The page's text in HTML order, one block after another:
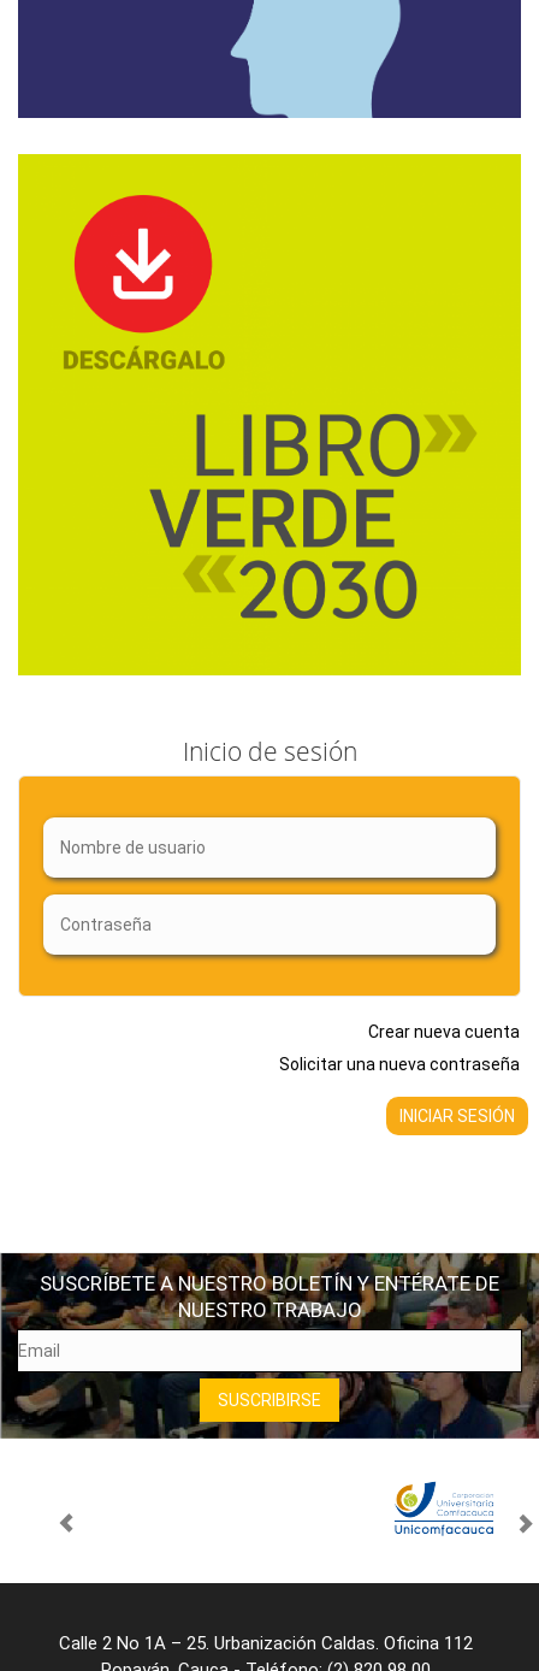
Inicio de sesión
Crear nueva cuenta
Solicitar una nueva contraseña
SUSCRÍBETE A NUESTRO BOLETÍN Y ENTÉRATE DE
NUESTRO TRABAJO
Calle 2 No 1A – 25. Urbanización Caldas. Oficina 112